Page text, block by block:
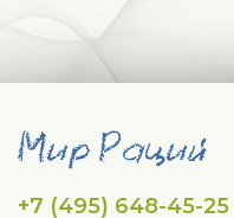
+7 (495) 648-45-25